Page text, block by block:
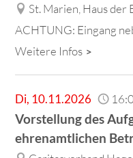
St. Marien, Haus der
ACHTUNG: Eingang
Weitere Infos
Di, 10.11.2026
Vorstellung des
ehrenamtlichen